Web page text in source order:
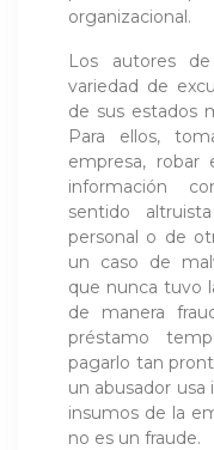
organizacional.
Los autores
variedad de
de sus estados
Para ellos,
empresa, robar
información
sentido
personal o de
un caso de
que nunca tuvo
de manera
préstamo
pagarlo tan
un abusador
insumos de la
no es un fraude.